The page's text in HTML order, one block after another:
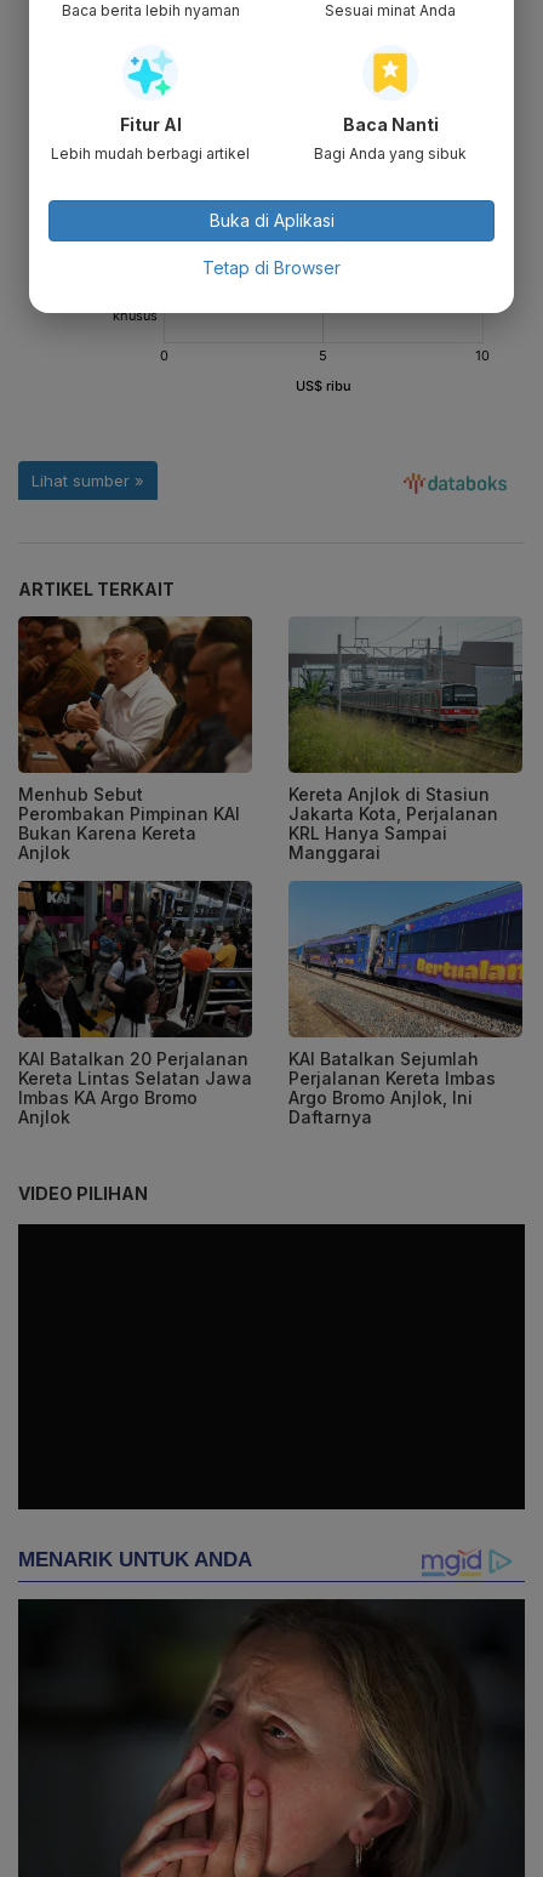
ARTIKEL TERKAIT
Menhub Sebut
Perombakan Pimpinan KAI
Bukan Karena Kereta
Anjlok
Kereta Anjlok di Stasiun
Jakarta Kota, Perjalanan
KRL Hanya Sampai
Manggarai
KAI Batalkan 20 Perjalanan
Kereta Lintas Selatan Jawa
Imbas KA Argo Bromo
Anjlok
KAI Batalkan Sejumlah
Perjalanan Kereta Imbas
Argo Bromo Anjlok, Ini
Daftarnya
VIDEO PILIHAN
Baca berita lebih nyaman Sesuai minat Anda
Fitur AI
Lebih mudah berbagi artikel
Baca Nanti
Bagi Anda yang sibuk
Buka di Aplikasi
Tetap di Browser